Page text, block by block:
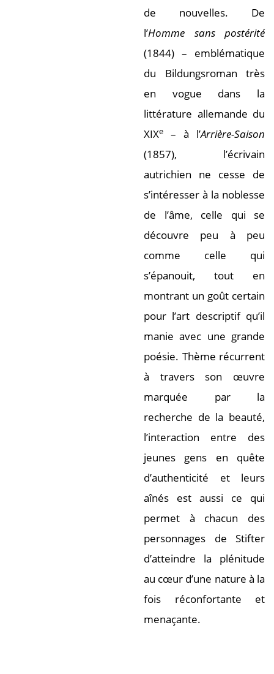
de nouvelles. De
l’Homme sans postérité
(1844) – emblématique
du Bildungsroman très
en vogue dans la
littérature allemande du
XIXe – à l’Arrière-Saison
(1857), l’écrivain
autrichien ne cesse de
s’intéresser à la noblesse
de l’âme, celle qui se
découvre peu à peu
comme celle qui
s’épanouit, tout en
montrant un goût certain
pour l’art descriptif qu’il
manie avec une grande
poésie. Thème récurrent
à travers son œuvre
marquée par la
recherche de la beauté,
l’interaction entre des
jeunes gens en quête
d’authenticité et leurs
aînés est aussi ce qui
permet à chacun des
personnages de Stifter
d’atteindre la plénitude
au cœur d’une nature à la
fois réconfortante et
menaçante.